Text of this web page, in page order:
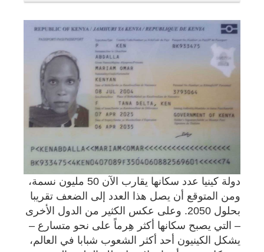
دولة كينيا عدد سكانها يقارب الآن 50 مليون نسمة،
ومن المتوقع أن يصل هذا العدد إلى الضعف تقريبا
بحلول 2050. وعلى عكس الكثير من الدول الأخرى
– التي يصبح سكانها أكثر هِرماً على نحو متسارع –
يشكل الكينيون أحد أكثر الشعوب شبابا في العالم،